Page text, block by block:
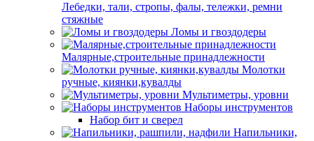
Лебедки, тали, стропы, фалы, тележки, ремни
стяжные
Ломы и гвоздодеры
Малярные,строительные принадлежности
Молотки
ручные, киянки,кувалды
Мультиметры, уровни
Наборы инструментов
Набор бит и сверел
Напильники,